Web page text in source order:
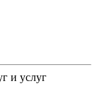
и услуг